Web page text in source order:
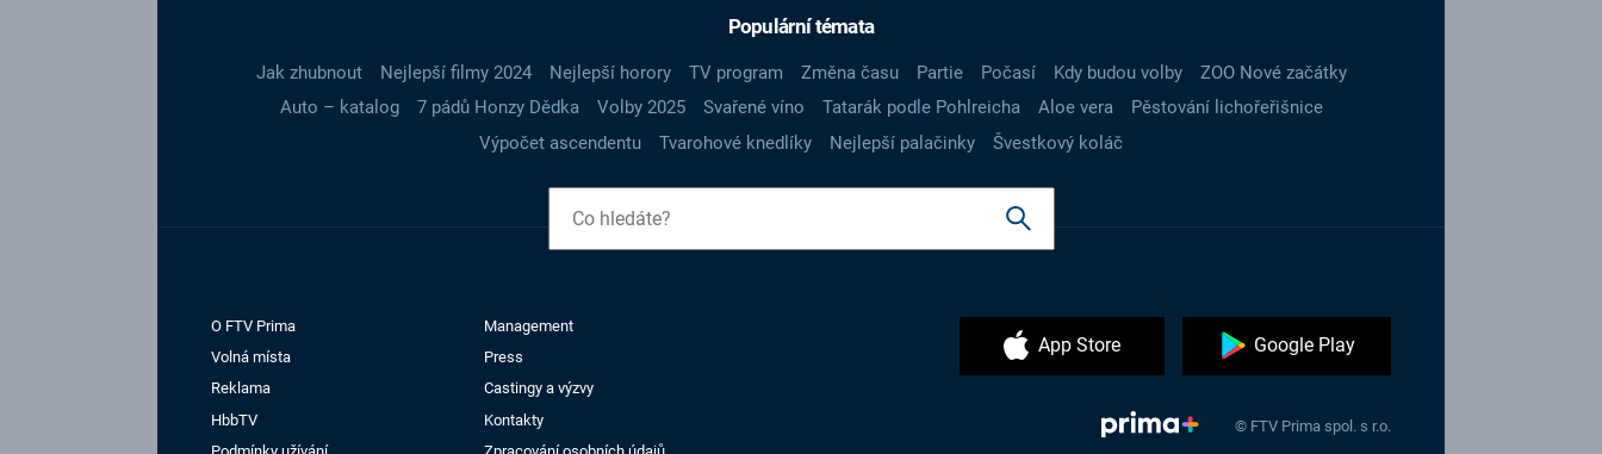
Populární témata
Jak zhubnout Nejlepší filmy 2024 Nejlepší horory TV program Změna času Partie Počasí Kdy budou volby
ZOO Nové začátky
Auto – katalog
7 pádů Honzy Dědka Volby 2025 Svařené víno Tatarák podle Pohlreicha Aloe vera
Pěstování lichořeřišnice
Výpočet ascendentu
Tvarohové knedlíky Nejlepší palačinky Švestkový koláč
O FTV Prima
Management
Volná místa
Press
Reklama
Castingy a výzvy
HbbTV
Kontakty
App Store Google Play
© FTV Prima spol. s r.o.